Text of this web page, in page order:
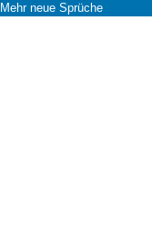
Mehr neue Sprüche